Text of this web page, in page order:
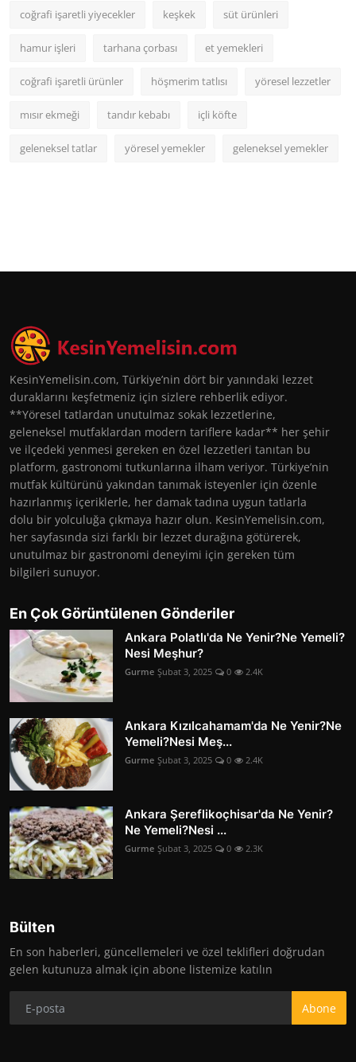
coğrafi işaretli yiyecekler keşkek süt ürünleri
hamur işleri tarhana çorbası et yemekleri
coğrafi işaretli ürünler höşmerim tatlısı yöresel lezzetler
mısır ekmeği tandır kebabı içli köfte
geleneksel tatlar yöresel yemekler geleneksel yemekler
KesinYemelisin.com, Türkiye’nin dört bir yanındaki lezzet
duraklarını keşfetmeniz için sizlere rehberlik ediyor.
**Yöresel tatlardan unutulmaz sokak lezzetlerine,
geleneksel mutfaklardan modern tariflere kadar** her şehir
ve ilçedeki yenmesi gereken en özel lezzetleri tanıtan bu
platform, gastronomi tutkunlarına ilham veriyor. Türkiye’nin
mutfak kültürünü yakından tanımak isteyenler için özenle
hazırlanmış içeriklerle, her damak tadına uygun tatlarla
dolu bir yolculuğa çıkmaya hazır olun. KesinYemelisin.com,
her sayfasında sizi farklı bir lezzet durağına götürerek,
unutulmaz bir gastronomi deneyimi için gereken tüm
bilgileri sunuyor.
En Çok Görüntülenen Gönderiler
Ankara Polatlı'da Ne Yenir?Ne Yemeli?
Nesi Meşhur?
Gurme Şubat 3, 2025 0 2.4K
Ankara Kızılcahamam'da Ne Yenir?Ne
Yemeli?Nesi Meş...
Gurme Şubat 3, 2025 0 2.4K
Ankara Şereflikoçhisar'da Ne Yenir?
Ne Yemeli?Nesi ...
Gurme Şubat 3, 2025 0 2.3K
Bülten
En son haberleri, güncellemeleri ve özel teklifleri doğrudan
gelen kutunuza almak için abone listemize katılın
Abone